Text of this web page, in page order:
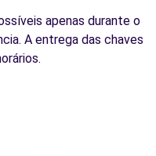
apenas durante o
A entrega das chaves